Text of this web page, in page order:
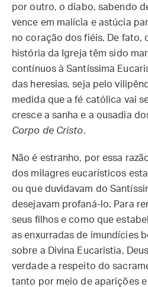
por outro, o diabo, sabendo
vence em malícia e astúcia
no coração dos fiéis. De fato,
história da Igreja têm sido
contínuos à Santíssima
das heresias, seja pelo
medida que a fé católica vai
cresce a sanha e a ousadia
Corpo de Cristo.
Não é estranho, por essa
dos milagres eucarísticos
ou que duvidavam do
desejavam profaná-lo. Para
seus filhos e como que
as enxurradas de imundícies
sobre a Divina Eucaristia,
verdade a respeito do
tanto por meio de aparições